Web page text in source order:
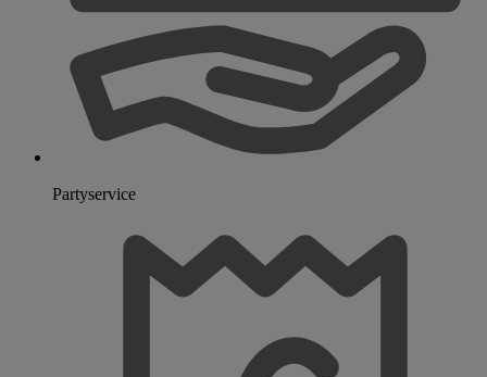
Partyservice